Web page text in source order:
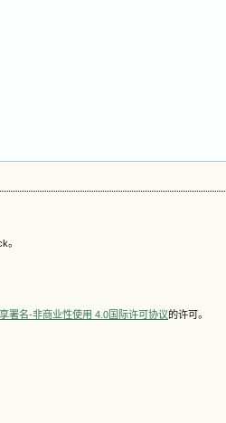
。
署名-非商业性使用 4.0国际许可协议的许可。